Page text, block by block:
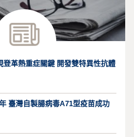
登革熱重症關鍵 開發雙特異性抗體
臺灣自製腸病毒A71型疫苗成功